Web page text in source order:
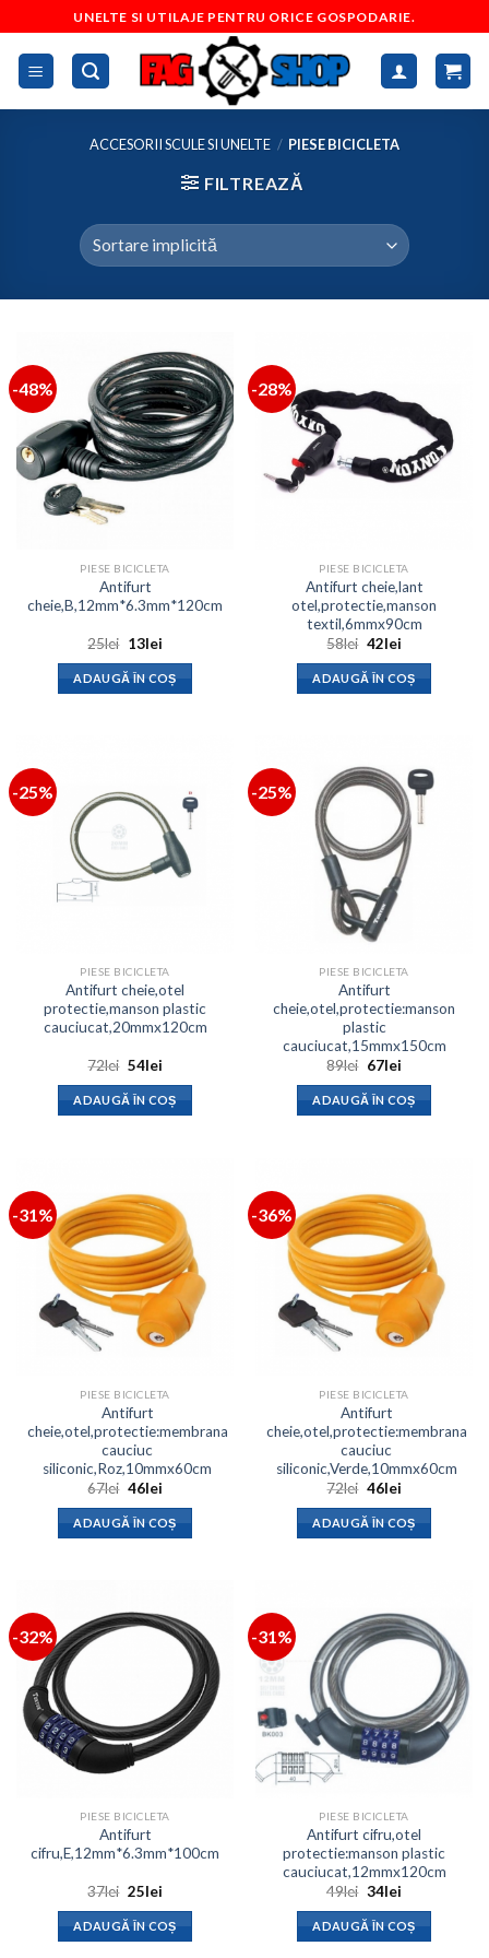
to
content
UNELTE SI UTILAJE PENTRU ORICE GOSPODARIE.
ACCESORII SCULE SI UNELTE / PIESE BICICLETA
FILTREAZĂ
-48%
PIESE BICICLETA
Antifurt
cheie,B,12mm*6.3mm*120cm
25lei Prețul
a
fost:
25lei.
13leiPrețul
este:
13lei.
ADAUGĂ ÎN COȘ
-28%
PIESE BICICLETA
Antifurt cheie,lant
otel,protectie,manson
textil,6mmx90cm
58lei Prețul
a
fost:
58lei.
42leiPrețul
este:
42lei.
ADAUGĂ ÎN COȘ
-25%
PIESE BICICLETA
Antifurt cheie,otel
protectie,manson plastic
cauciucat,20mmx120cm
72lei Prețul
a
fost:
72lei.
54leiPrețul
este:
54lei.
ADAUGĂ ÎN COȘ
-25%
PIESE BICICLETA
Antifurt
cheie,otel,protectie:manson
plastic
cauciucat,15mmx150cm
89lei Prețul
a
fost:
89lei.
67leiPrețul
este:
67lei.
ADAUGĂ ÎN COȘ
-31%
PIESE BICICLETA
Antifurt
cheie,otel,protectie:membrana
cauciuc
siliconic,Roz,10mmx60cm
67lei Prețul
a
fost:
67lei.
46leiPrețul
este:
46lei.
ADAUGĂ ÎN COȘ
-36%
PIESE BICICLETA
Antifurt
cheie,otel,protectie:membrana
cauciuc
siliconic,Verde,10mmx60cm
72lei Prețul
a
fost:
72lei.
46leiPrețul
este:
46lei.
ADAUGĂ ÎN COȘ
-32%
PIESE BICICLETA
Antifurt
cifru,E,12mm*6.3mm*100cm
37lei Prețul
a
fost:
37lei.
25leiPrețul
este:
25lei.
ADAUGĂ ÎN COȘ
-31%
PIESE BICICLETA
Antifurt cifru,otel
protectie:manson plastic
cauciucat,12mmx120cm
49lei Prețul
a
fost:
49lei.
34leiPrețul
este:
34lei.
ADAUGĂ ÎN COȘ